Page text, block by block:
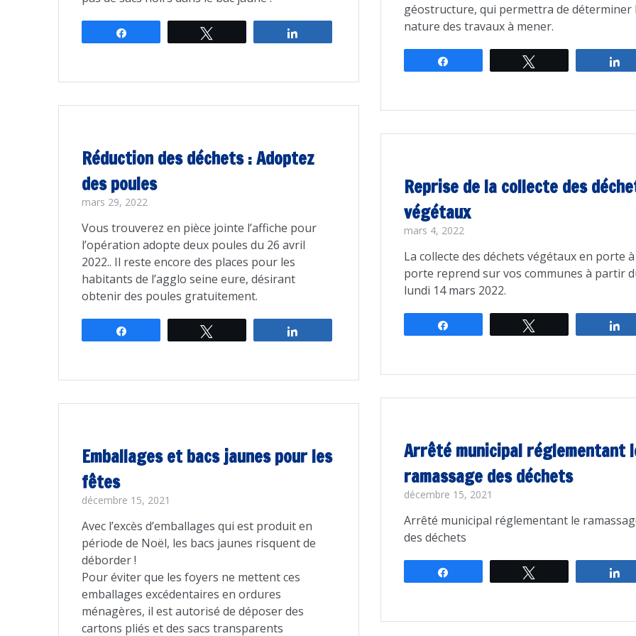
géostructure, qui permettra de déterminer
nature des travaux à mener.
Réduction des déchets : Adoptez
des poules
mars 29, 2022
Vous trouverez en pièce jointe l’affiche pour
l’opération adopte deux poules du 26 avril
2022.. Il reste encore des places pour les
habitants de l’agglo seine eure, désirant
obtenir des poules gratuitement.
Reprise de la collecte des
végétaux
mars 4, 2022
La collecte des déchets végétaux en porte à
porte reprend sur vos communes à partir
lundi 14 mars 2022.
Arrêté municipal réglementant
ramassage des déchets
décembre 15, 2021
Arrêté municipal réglementant le
des déchets
Emballages et bacs jaunes pour les
fêtes
décembre 15, 2021
Avec l’excès d’emballages qui est produit en
période de Noël, les bacs jaunes risquent de
déborder !
Pour éviter que les foyers ne mettent ces
emballages excédentaires en ordures
ménagères, il est autorisé de déposer des
cartons pliés et des sacs transparents